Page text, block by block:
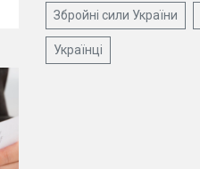
Збройні сили України
Українці